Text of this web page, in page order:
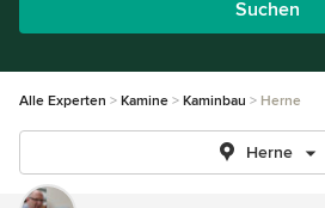
Suchen
Alle Experten Kamine Kaminbau Herne
Herne